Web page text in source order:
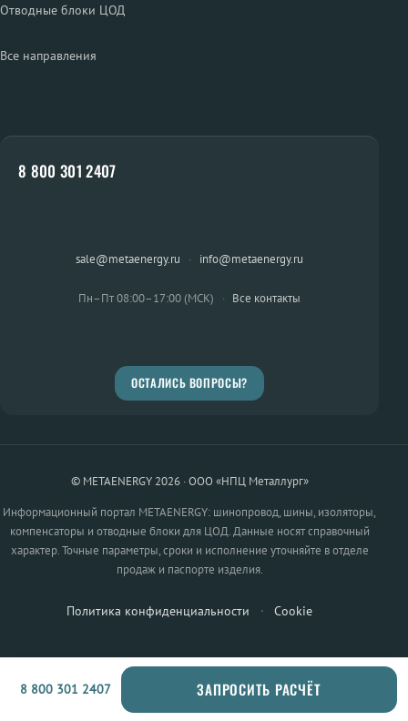
Отводные блоки ЦОД
Все направления
8 800 301 2407
sale@metaenergy.ru · info@metaenergy.ru
Пн–Пт 08:00–17:00 (МСК) · Все контакты
ОСТАЛИСЬ ВОПРОСЫ?
© METAENERGY 2026 · ООО «НПЦ Металлург»
Информационный портал METAENERGY: шинопровод, шины, изоляторы,
компенсаторы и отводные блоки для ЦОД. Данные носят справочный
характер. Точные параметры, сроки и исполнение уточняйте в отделе
продаж и паспорте изделия.
Политика конфиденциальности · Cookie
8 800 301 2407 ЗАПРОСИТЬ РАСЧЁТ